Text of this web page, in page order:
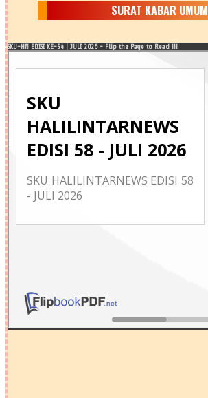
SURAT KABAR UMUM
SKU-HN EDISI KE-54 | JULI 2026 - Flip the Page to Read !!!